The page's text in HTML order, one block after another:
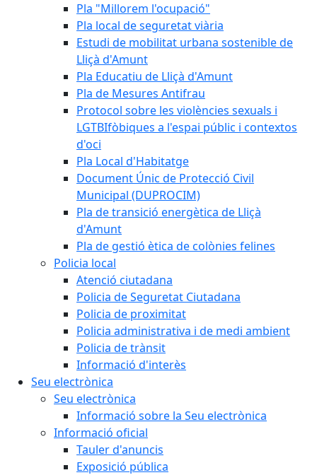
Pla "Millorem l'ocupació"
Pla local de seguretat viària
Estudi de mobilitat urbana sostenible de
Lliçà d'Amunt
Pla Educatiu de Lliçà d'Amunt
Pla de Mesures Antifrau
Protocol sobre les violències sexuals i
LGTBIfòbiques a l'espai públic i contextos
d'oci
Pla Local d'Habitatge
Document Únic de Protecció Civil
Municipal (DUPROCIM)
Pla de transició energètica de Lliçà
d'Amunt
Pla de gestió ètica de colònies felines
Policia local
Atenció ciutadana
Policia de Seguretat Ciutadana
Policia de proximitat
Policia administrativa i de medi ambient
Policia de trànsit
Informació d'interès
Seu electrònica
Seu electrònica
Informació sobre la Seu electrònica
Informació oficial
Tauler d'anuncis
Exposició pública